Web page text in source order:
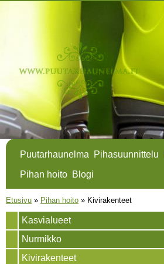
Hyppää
pääsisältöön
Puutarhaunelma Pihasuunnittelu
Pihan hoito Blogi
Olet täällä
Etusivu » Pihan hoito » Kivirakenteet
Kasvialueet
Nurmikko
Kivirakenteet